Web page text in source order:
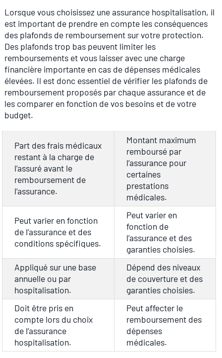
Lorsque vous choisissez une assurance hospitalisation, il
est important de prendre en compte les conséquences
des plafonds de remboursement sur votre protection.
Des plafonds trop bas peuvent limiter les
remboursements et vous laisser avec une charge
financière importante en cas de dépenses médicales
élevées. Il est donc essentiel de vérifier les plafonds de
remboursement proposés par chaque assurance et de
les comparer en fonction de vos besoins et de votre
budget.
Part des frais médicaux
restant à la charge de
l’assuré avant le
remboursement de
l’assurance.
Montant maximum
remboursé par
l’assurance pour
certaines
prestations
médicales.
Peut varier en fonction
de l’assurance et des
conditions spécifiques.
Peut varier en
fonction de
l’assurance et des
garanties choisies.
Appliqué sur une base
annuelle ou par
hospitalisation.
Dépend des niveaux
de couverture et des
garanties choisies.
Doit être pris en
compte lors du choix
de l’assurance
hospitalisation.
Peut affecter le
remboursement des
dépenses
médicales.